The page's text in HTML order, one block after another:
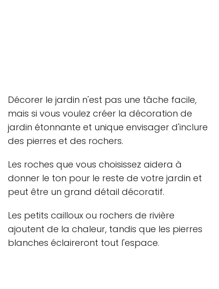
Décorer le jardin n'est pas une tâche facile,
mais si vous voulez créer la décoration de
jardin étonnante et unique envisager d'inclure
des pierres et des rochers.
Les roches que vous choisissez aidera à
donner le ton pour le reste de votre jardin et
peut être un grand détail décoratif.
Les petits cailloux ou rochers de rivière
ajoutent de la chaleur, tandis que les pierres
blanches éclaireront tout l'espace.